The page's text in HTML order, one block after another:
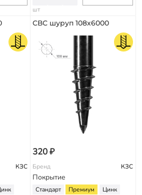
шт
КЗС
СВС шуруп 108х6000
320 ₽
Бренд КЗС
Покрытие
Стандарт Премиум Цинк